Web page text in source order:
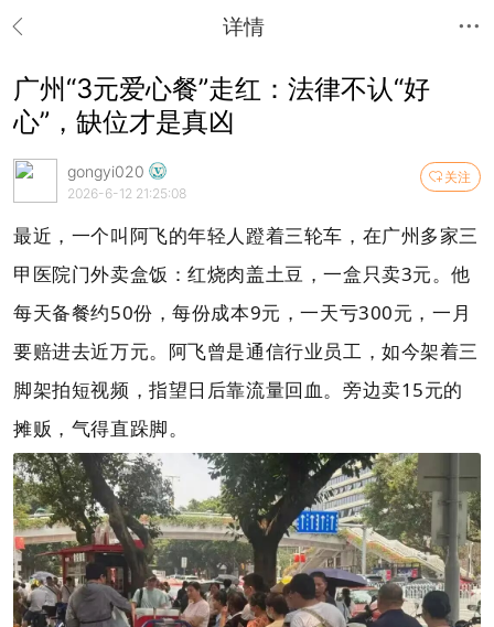
详情
广州“3元爱心餐”走红：法律不认“好
心”，缺位才是真凶
关注
gongyi020
2026-6-12 21:25:08
最近，一个叫阿飞的年轻人蹬着三轮车，在广州多家三
甲医院门外卖盒饭：红烧肉盖土豆，一盒只卖3元。他
每天备餐约50份，每份成本9元，一天亏300元，一月
要赔进去近万元。阿飞曾是通信行业员工，如今架着三
脚架拍短视频，指望日后靠流量回血。旁边卖15元的
摊贩，气得直跺脚。